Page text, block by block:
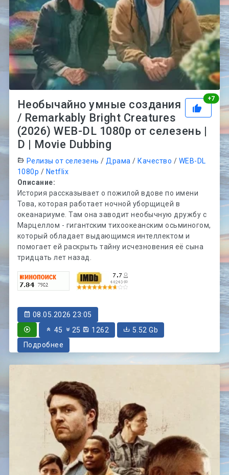
+7
Необычайно умные создания
/ Remarkably Bright Creatures
(2026) WEB-DL 1080p от селезень |
D | Movie Dubbing
Релизы от селезень / Драма / Качество / WEB-DL
1080p / Netflix
Описание:
История рассказывает о пожилой вдове по имени
Това, которая работает ночной уборщицей в
океанариуме. Там она заводит необычную дружбу с
Марцеллом - гигантским тихоокеанским осьминогом,
который обладает выдающимся интеллектом и
помогает ей раскрыть тайну исчезновения её сына
тридцать лет назад.
08.05.2026 23:05
45
25 1262
5.52 Gb
Подробнее